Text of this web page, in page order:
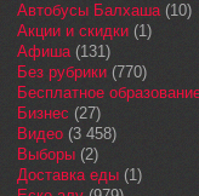
Автобусы Балхаша(10)
Акции и скидки (1)
Афиша(131)
Без рубрики (770)
Бесплатное
Бизнес (27)
Видео (3 458)
Выборы (2)
Доставка еды (1)